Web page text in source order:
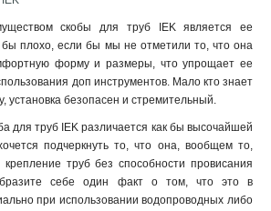
скобы для труб IEK является ее
бы плохо, если бы мы не отметили то, что она
форму и размеры, что упрощает ее
доп инструментов. Мало кто знает
установка безопасен и стремительный.
для труб IEK различается как бы высочайшей
подчеркнуть то, что она, вообщем то,
крепление труб без способности провисания
себе один факт о том, что это в
при использовании водопроводных либо